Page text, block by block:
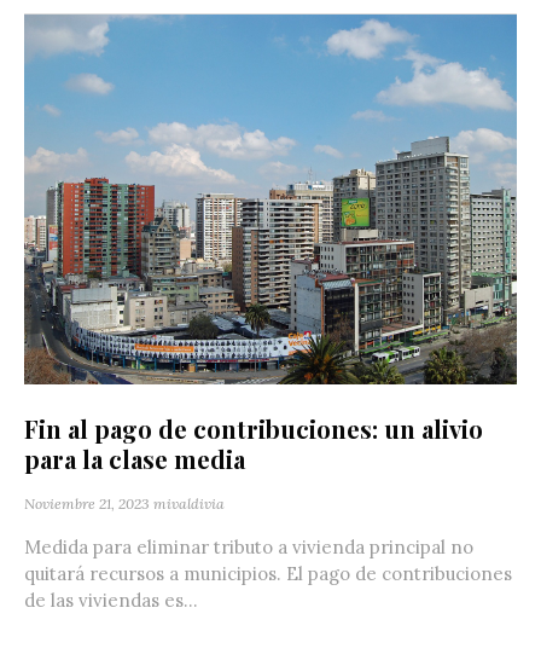
Fin al pago de contribuciones: un alivio
para la clase media
Noviembre 21, 2023 mivaldivia
Medida para eliminar tributo a vivienda principal no
quitará recursos a municipios. El pago de contribuciones
de las viviendas es...